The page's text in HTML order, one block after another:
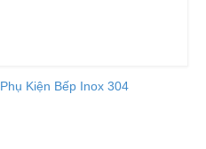
Phụ Kiện Bếp Inox 304